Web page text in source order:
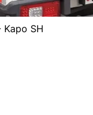
Kapo SH